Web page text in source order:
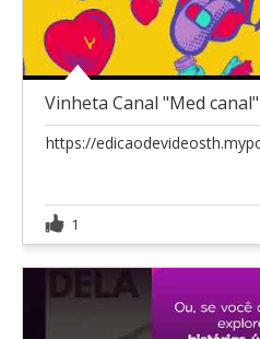
Vinheta Canal "Med canal"
https://
1